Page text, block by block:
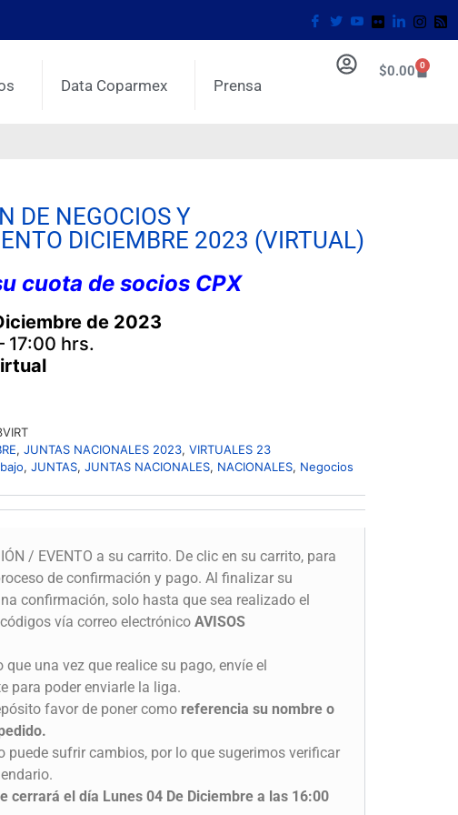
Data Coparmex Prensa
$0.00 0
DE NEGOCIOS Y
DICIEMBRE 2023 (VIRTUAL)
cuota de socios CPX
de 2023
17:00 hrs.
,JUNTAS NACIONALES 2023,VIRTUALES 23
,JUNTAS,JUNTAS NACIONALES, NACIONALES, Negocios
/ EVENTO a su carrito. De clic en su carrito, para
de confirmación y pago. Al finalizar su
confirmación, solo hasta que sea realizado el
vía correo electrónicoAVISOS
que una vez que realice su pago, envíe el
para poder enviarle la liga.
favor de poner como referencia su nombre o
puede sufrir cambios, por lo que sugerimos verificar
cerrará el día Lunes 04 De Diciembre a las 16:00